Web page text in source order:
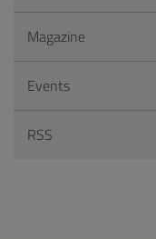
Magazine
Events
RSS